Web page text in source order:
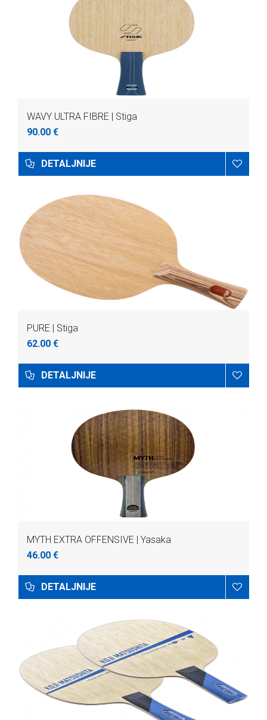
WAVY ULTRA FIBRE | Stiga
90.00 €
DETALJNIJE
PURE | Stiga
62.00 €
DETALJNIJE
MYTH EXTRA OFFENSIVE | Yasaka
46.00 €
DETALJNIJE